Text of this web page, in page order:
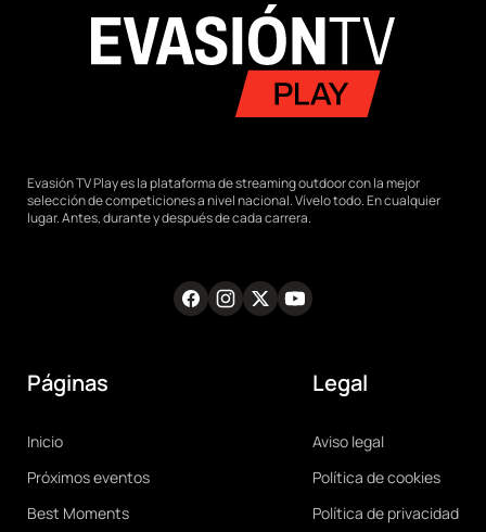
Evasión TV Play es la plataforma de streaming outdoor con la mejor
selección de competiciones a nivel nacional. Vívelo todo. En cualquier
lugar. Antes, durante y después de cada carrera.
RRSS
FacebookInstagram
TwitterYoutube
Páginas
Main
navigation
Inicio
Próximos eventos
Best Moments
Legal
Legal
Aviso legal
Política de cookies
Política de privacidad